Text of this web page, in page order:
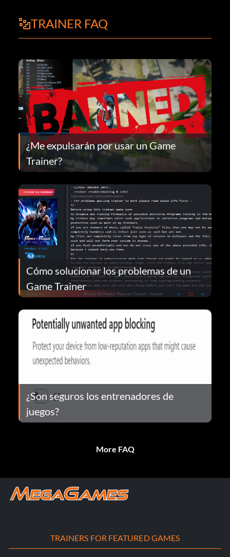
TRAINER FAQ
¿Me expulsarán por usar un Game
Trainer?
Cómo solucionar los problemas de un
Game Trainer
¿Son seguros los entrenadores de
juegos?
More FAQ
TRAINERS FOR FEATURED GAMES